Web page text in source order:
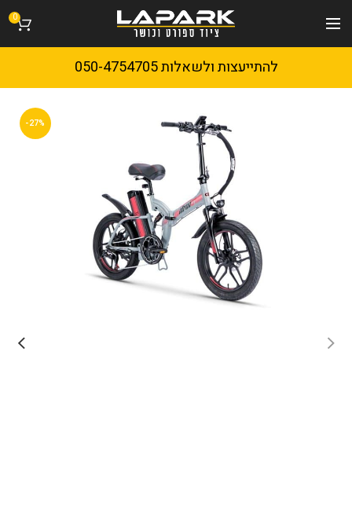
0
להתייעצות ולשאלות 050-4754705
-27%